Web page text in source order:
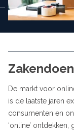
De markt voor
is de laatste jaren
consumenten en
‘online’